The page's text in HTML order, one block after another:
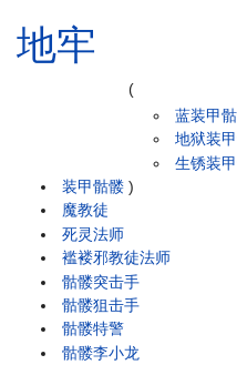
地牢
装甲骷髅
(
蓝装甲
地狱装
生锈装
)
魔教徒
死灵法师
褴褛邪教徒法师
骷髅突击手
骷髅狙击手
骷髅特警
骷髅李小龙